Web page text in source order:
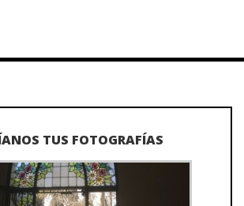
TUS FOTOGRAFÍAS